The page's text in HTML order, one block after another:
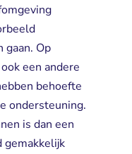
gaan. Op
een andere
behoefte
ondersteuning.
is dan een
gemakkelijk